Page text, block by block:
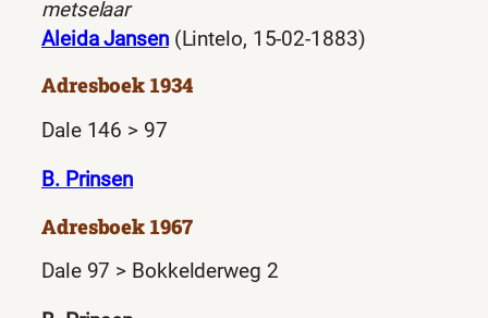
metselaar
Aleida Jansen(Lintelo, 15-02-1883)
Adresboek 1934
Dale 146 > 97
B. Prinsen
Adresboek 1967
Dale 97 > Bokkelderweg 2